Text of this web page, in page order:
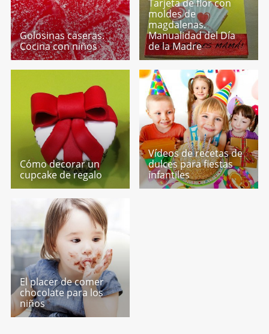
Golosinas caseras.
Cocina con niños
Tarjeta de flor con
moldes de
magdalenas.
Manualidad del Día
de la Madre
Cómo decorar un
cupcake de regalo
Vídeos de recetas de
dulces para fiestas
infantiles
El placer de comer
chocolate para los
niños